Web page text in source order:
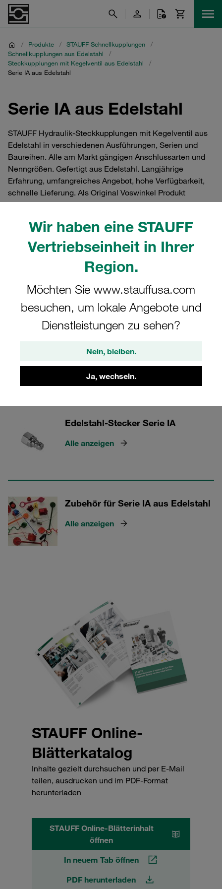
Wir haben eine STAUFF
Vertriebseinheit in Ihrer
Region.
Möchten Sie www.stauffusa.com
besuchen, um lokale Angebote und
Dienstleistungen zu sehen?
Nein, bleiben.
Ja, wechseln.
/ Produkte / STAUFF Schnellkupplungen
/
Schnellkupplungen aus Edelstahl
/
Steckkupplungen mit Kegelventil aus Edelstahl
/
Serie IA aus Edelstahl
Serie IA aus Edelstahl
STAUFF Hydraulik-Steckkupplungen mit Kegelventil aus
Edelstahl in verschiedenen Ausführungen, Serien und
Baureihen. Alle am Markt gängigen Anschlussarten und
Nenngrößen. Gefertigt aus Edelstahl. Langjährige
Erfahrung, umfangreiches Angebot, hohe Verfügbarkeit,
schnelle Lieferung. Als Original Voswinkel Produkt
langjährig am Markt etabliert. Diese Kupplung ist
Stationärhydraulik geeignet.
Edelstahl-Stecker Serie IA
Alle anzeigen
Zubehör für Serie IA aus Edelstahl
Alle anzeigen
STAUFF Online-
Blätterkatalog
Inhalte gezielt durchsuchen und per E-Mail
teilen, ausdrucken und im PDF-Format
herunterladen
STAUFF Online-Blätterinhalt
öffnen
In neuem Tab öffnen
PDF herunterladen